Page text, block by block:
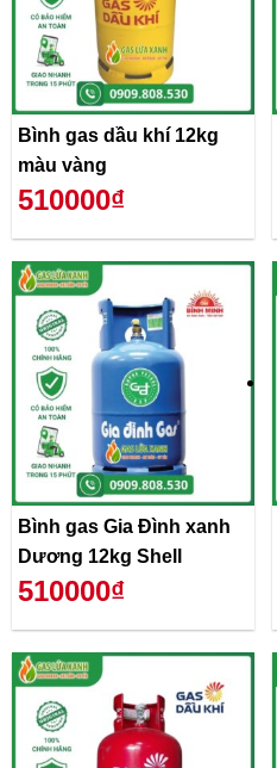
Bình gas dầu khí 12kg
màu vàng
510000₫
Bình gas Gia Đình xanh
Dương 12kg Shell
510000₫